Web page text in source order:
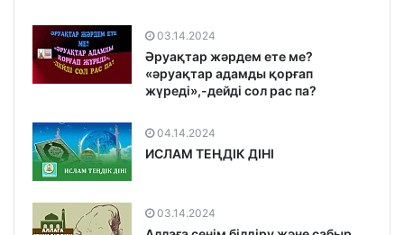
03.14.2024
Әруақтар жәрдем ете ме?
«әруақтар адамды қорғап
жүреді»,-дейді сол рас па?
04.14.2024
ИСЛАМ ТЕҢДІК ДІНІ
03.14.2024